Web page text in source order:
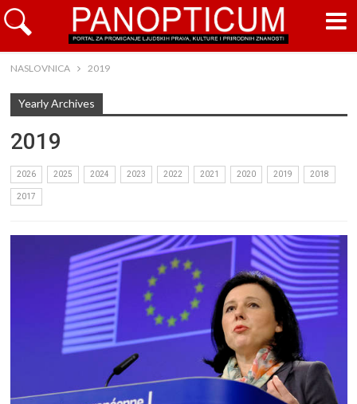
NASLOVNICA 2019
Yearly Archives
2019
2026 2025 2024 2023 2022 2021 2020 2019 2018
2017